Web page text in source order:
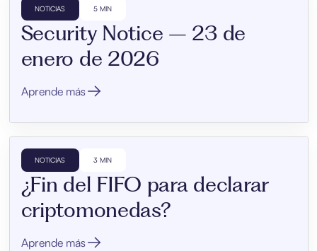
NOTICIAS 5 MIN
Security Notice – 23 de
enero de 2026
Aprende más
NOTICIAS 3 MIN
¿Fin del FIFO para declarar
criptomonedas?
Aprende más